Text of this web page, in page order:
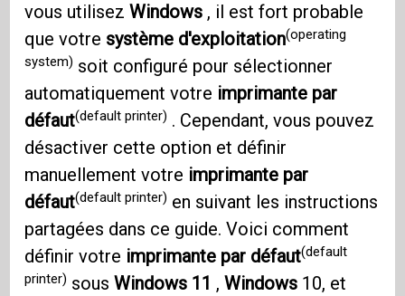
vous utilisezWindows , il est fort probable
que votre système d'exploitation(operating
system) soit configuré pour sélectionner
automatiquement votre imprimante par
défaut(default printer) . Cependant, vous pouvez
désactiver cette option et définir
manuellement votre imprimante par
défaut(default printer) en suivant les instructions
partagées dans ce guide. Voici comment
définir votre imprimante par défaut(default
printer) sousWindows 11 ,Windows 10, et